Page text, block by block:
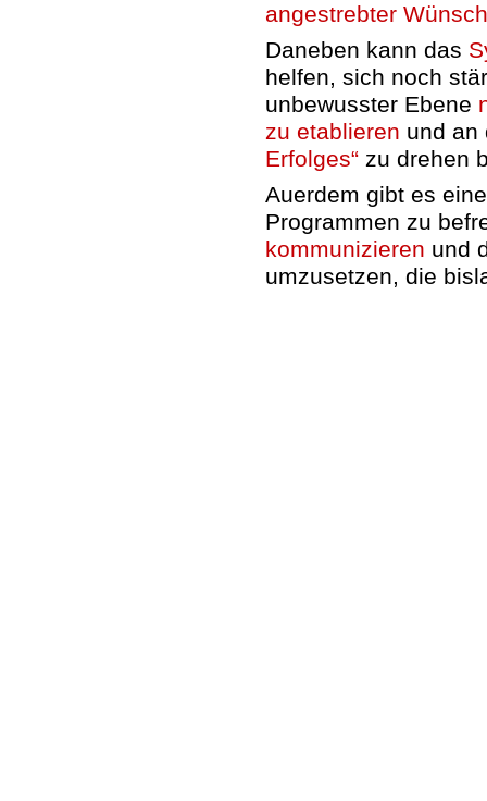
angestrebter
Daneben kann das
helfen, sich noch
unbewusster Ebene
zu etablieren und an
Erfolges“zu drehen
Auerdem gibt es
Programmen zu
kommunizieren und
umzusetzen, die